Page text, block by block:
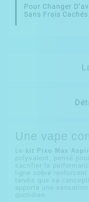
Pour Changer
Sans Frais Cachés.
Une vape
Le kit Pixo Max
polyvalent, pensé
sacrifier la
ligne sobre renforcent
tandis que sa
apporte une
quotidien.